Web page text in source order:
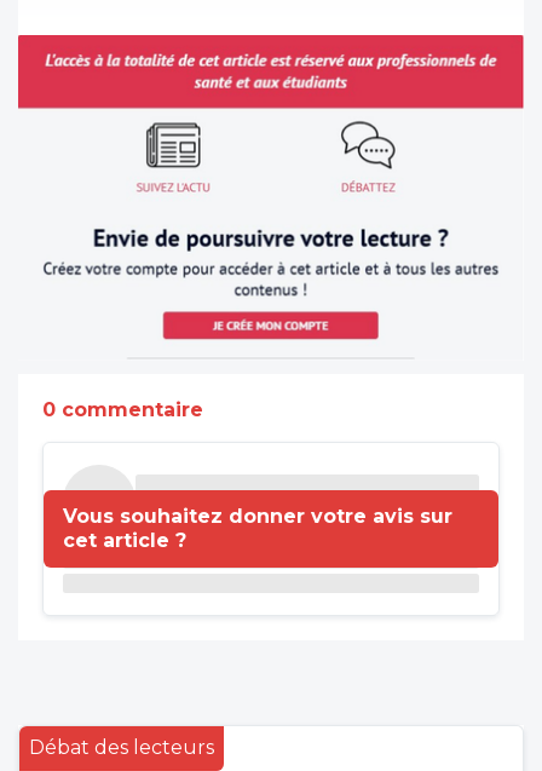
0 commentaire
Vous souhaitez donner votre avis sur
cet article ?
Débat des lecteurs